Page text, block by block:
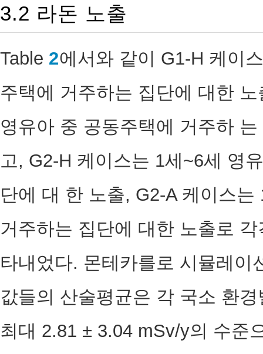
3.2 라돈 노출
Table 2에서와 같이 G1-H 케이
주택에 거주하는 집단에 대한
영유아 중 공동주택에 거주하
고, G2-H 케이스는 1세~6세 영
단에 대 한 노출, G2-A 케이스
거주하는 집단에 대한 노출로
타내었다. 몬테카를로 시뮬레이
값들의 산술평균은 각 국소 환
최대 2.81 ± 3.04 mSv/y의 수준